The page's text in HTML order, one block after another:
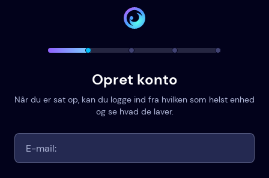
Opret konto
Når du er sat op, kan du logge ind fra hvilken som helst enhed
og se hvad de laver.